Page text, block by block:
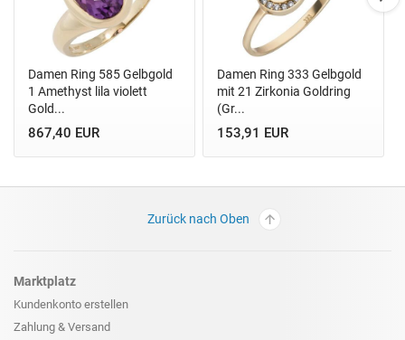
Damen Ring 585 Gelbgold
1 Amethyst lila violett
Gold...
867,40 EUR
Damen Ring 333 Gelbgold
mit 21 Zirkonia Goldring
(Gr...
153,91 EUR
Zurück nach Oben
Marktplatz
Kundenkonto erstellen
Zahlung & Versand